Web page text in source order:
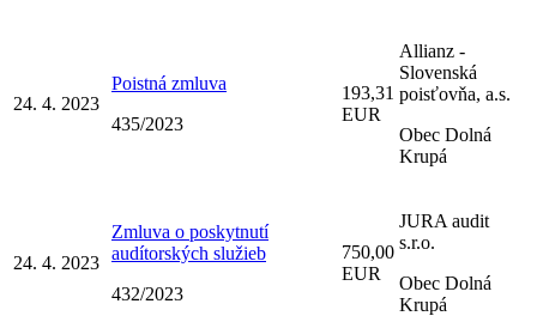
24. 4. 2023
Poistná zmluva
435/2023
193,31
EUR
Allianz -
Slovenská
poisťovňa, a.s.
Obec Dolná
Krupá
24. 4. 2023
Zmluva o poskytnutí
audítorských služieb
432/2023
750,00
EUR
JURA audit
s.r.o.
Obec Dolná
Krupá